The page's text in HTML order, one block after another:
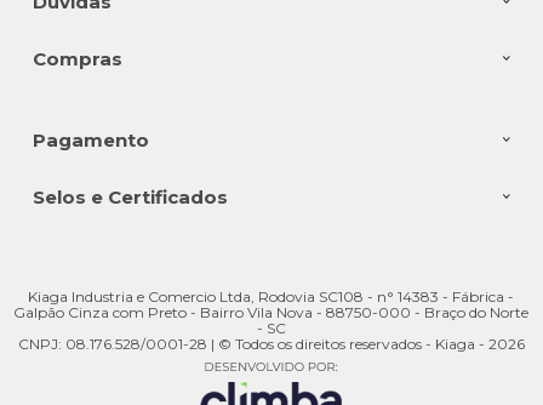
Compras
Pagamento
Selos e Certificados
Kiaga Industria e Comercio Ltda, Rodovia SC108 - n° 14383 - Fábrica -
Galpão Cinza com Preto - Bairro Vila Nova - 88750-000 - Braço do Norte
- SC
CNPJ: 08.176.528/0001-28 | © Todos os direitos reservados - Kiaga - 2026